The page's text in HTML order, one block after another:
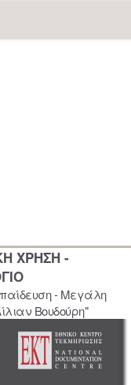
ΧΡΗΣΗ -
- Μεγάλη
Βουδούρη"